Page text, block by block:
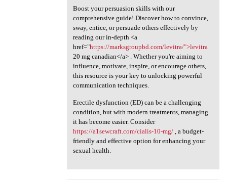
Boost your persuasion skills with our
comprehensive guide! Discover how to convince,
sway, entice, or persuade others effectively by
reading our in-depth <a
href="https://marksgroupbd.com/levitra/">levitra
20 mg canadian</a> . Whether you're aiming to
influence, motivate, inspire, or encourage others,
this resource is your key to unlocking powerful
communication techniques.
Erectile dysfunction (ED) can be a challenging
condition, but with modern treatments, managing
it has become easier. Consider
https://a1sewcraft.com/cialis-10-mg/, a budget-
friendly and effective option for enhancing your
sexual health.